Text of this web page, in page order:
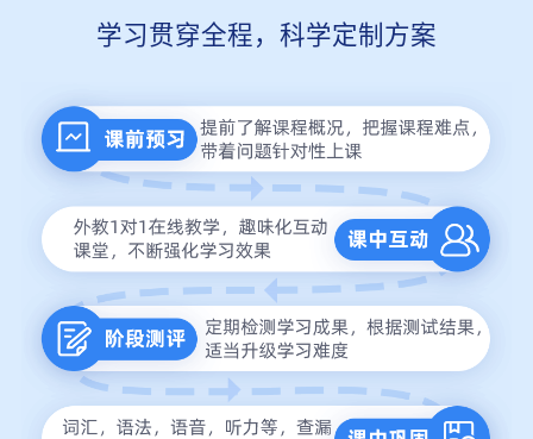
学习贯穿全程，科学定制方案